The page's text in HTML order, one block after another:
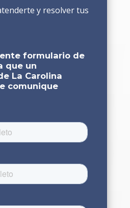
y resolver tus